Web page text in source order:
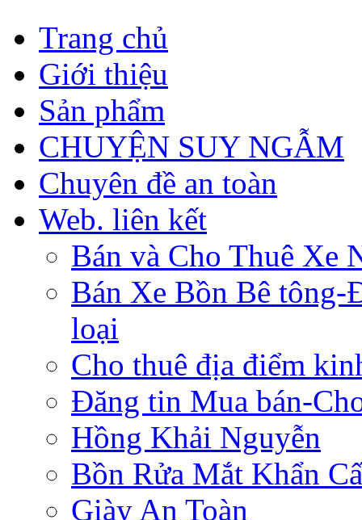
Trang chủ
Giới thiệu
Sản phẩm
CHUYỆN SUY NGẪM
Chuyên đề an toàn
Web. liên kết
Bán và Cho Thuê Xe
Bán Xe Bồn Bê tông-
loại
Cho thuê địa điểm
Đăng tin Mua bán-
Hồng Khải Nguyễn
Bồn Rửa Mắt Khẩn
Giày An Toàn